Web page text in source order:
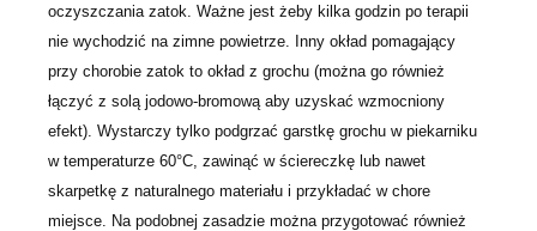
oczyszczania zatok. Ważne jest żeby kilka godzin po terapii
nie wychodzić na zimne powietrze. Inny okład pomagający
przy chorobie zatok to okład z grochu (można go również
łączyć z solą jodowo-bromową aby uzyskać wzmocniony
efekt). Wystarczy tylko podgrzać garstkę grochu w piekarniku
w temperaturze 60°C, zawinąć w ściereczkę lub nawet
skarpetkę z naturalnego materiału i przykładać w chore
miejsce. Na podobnej zasadzie można przygotować również